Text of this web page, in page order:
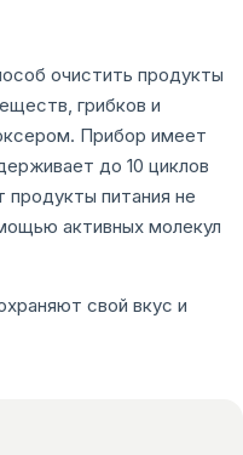
очистить продукты
грибков и
Прибор имеет
до 10 циклов
питания не
активных молекул
свой вкус и